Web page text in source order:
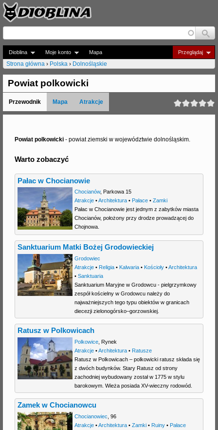
Jump to navigation
Dioblina Moje konto Przeglądaj
Mapa
J
e
s
Strona główna › Polska › Dolnośląskie
Powiat polkowicki
Przewodnik Mapa Atrakcje
Powiat polkowicki - powiat ziemski w województwie dolnośląskim.
Warto zobaczyć
Pałac w Chocianowie
Chocianów, Parkowa 15
Atrakcje•Architektura• Pałace• Zamki
Pałac w Chocianowie jest jednym z zabytków miasta
Chocianów, położony przy drodze prowadzącej do
Chojnowa.
Sanktuarium Matki Bożej Grodowieckiej
Grodowiec
Atrakcje• Religia• Kalwaria• Kościoły•Architektura
• Sanktuaria
Sanktuarium Maryjne w Grodowcu - pielgrzymkowy
zespół kościelny w Grodowcu należy do
najważniejszych tego typu obiektów w granicach
diecezji zielonogórsko–gorzowskiej.
Ratusz w Polkowicach
Polkowice, Rynek
Atrakcje•Architektura• Ratusze
Ratusz w Polkowicach – polkowicki ratusz składa się
z dwóch budynków. Stary Ratusz od strony
zachodniej wybudowany został w 1775 w stylu
barokowym. Wieża posiada XV-wieczny rodowód.
Zamek w Chocianowcu
Chocianowiec 96
Atrakcje•Architektura• Zamki• Ruiny• Pałace